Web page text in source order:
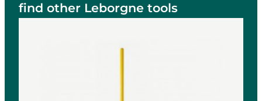
find other Leborgne tools